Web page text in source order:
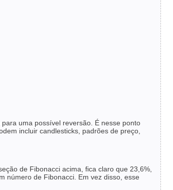
uma possível reversão. É nesse ponto
incluir candlesticks, padrões de preço,
de Fibonacci acima, fica claro que 23,6%,
número de Fibonacci. Em vez disso, esse